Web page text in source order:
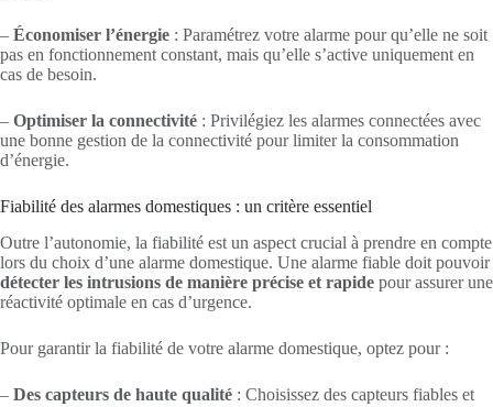
– Économiser l’énergie : Paramétrez votre alarme pour qu’elle ne soit
pas en fonctionnement constant, mais qu’elle s’active uniquement en
cas de besoin.
– Optimiser la connectivité : Privilégiez les alarmes connectées avec
une bonne gestion de la connectivité pour limiter la consommation
d’énergie.
Fiabilité des alarmes domestiques : un critère essentiel
Outre l’autonomie, la fiabilité est un aspect crucial à prendre en compte
lors du choix d’une alarme domestique. Une alarme fiable doit pouvoir
détecter les intrusions de manière précise et rapide pour assurer une
réactivité optimale en cas d’urgence.
Pour garantir la fiabilité de votre alarme domestique, optez pour :
– Des capteurs de haute qualité : Choisissez des capteurs fiables et